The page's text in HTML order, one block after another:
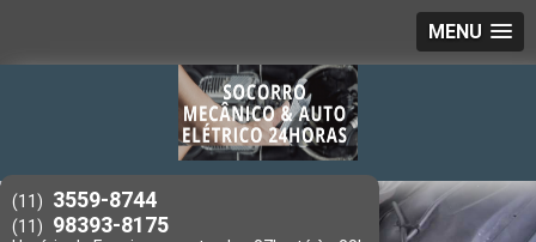
MENU
(11) 3559-8744
(11) 98393-8175